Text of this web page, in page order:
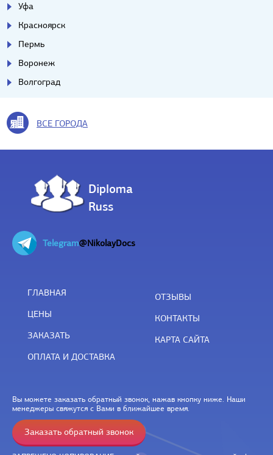
Уфа
Красноярск
Пермь
Воронеж
Волгоград
ВСЕ ГОРОДА
Diploma
Russ
Telegram@NikolayDocs
ГЛАВНАЯ
ЦЕНЫ
ЗАКАЗАТЬ
ОПЛАТА И ДОСТАВКА
ОТЗЫВЫ
КОНТАКТЫ
КАРТА САЙТА
Вы можете заказать обратный звонок, нажав кнопку ниже. Наши
менеджеры свяжутся с Вами в ближайшее время.
Заказать обратный звонок